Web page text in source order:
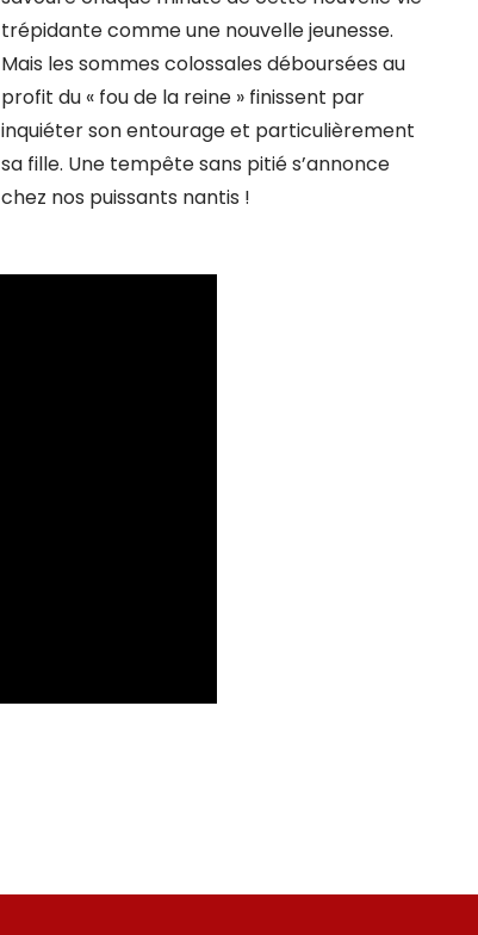
trépidante comme une nouvelle jeunesse.
Mais les sommes colossales déboursées au
profit du « fou de la reine » finissent par
inquiéter son entourage et particulièrement
sa fille. Une tempête sans pitié s’annonce
chez nos puissants nantis !